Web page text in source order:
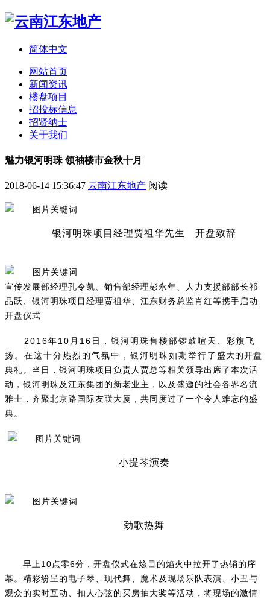
简体中文
网站首页
新闻资讯
楼盘项目
招投标信息
招贤纳士
关于我们
魅力银河明珠 领袖楼市金秋十月
2018-06-14 15:36:47 云南江东地产 阅读
银河明珠项目经理贾祖华先生 开盘致辞
宣传发展部经理孔令凯、销售部经理彭永年、人力支援部部长祁
品跃、银河明珠项目经理贾祖华、江东财务总监肖红等携手启动
开盘仪式
2016年10月16日，银河明珠售楼部锣鼓喧天、彩旗飞
扬。在这十分热烈的气氛中，银河明珠如期举行了盛大的开盘
典礼。当日，银河明珠项目负责人贾总等相关领导出席了本次活
动，银河明珠及江东集团的新老业主，以及盛邀的社会各界名流
雅士，齐聚北京路国际友联大厦，共同度过了一个令人难忘的盛
典。
小提琴演奏
劲歌热舞
早上10点零6分，开盘仪式在炫目的焰火中拉开了热销的序
幕。精彩纷呈的电子琴、现代舞、魔术及现场乐队表演、小丑与
观众的实时互动、扣人心弦的买房抽大奖等活动，将现场的激情